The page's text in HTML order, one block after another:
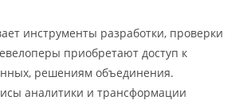
инструменты разработки, проверки
приобретают доступ к
решениям объединения.
аналитики и трансформации